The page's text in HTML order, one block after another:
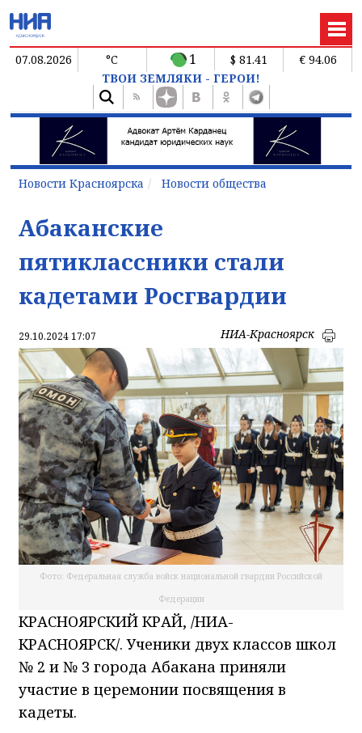
07.08.2026 °C 1 $ 81.41
€ 94.06
ТВОИ ЗЕМЛЯКИ - ГЕРОИ!
Новости Красноярска Новости общества
Абаканские
пятиклассники стали
кадетами Росгвардии
29.10.2024 17:07 НИА-Красноярск
Фото: Федеральная служба войск национальной гвардии Российской
Федерации
КРАСНОЯРСКИЙ КРАЙ, /НИА-
КРАСНОЯРСК/. Ученики двух классов школ
№ 2 и № 3 города Абакана приняли
участие в церемонии посвящения в
кадеты.